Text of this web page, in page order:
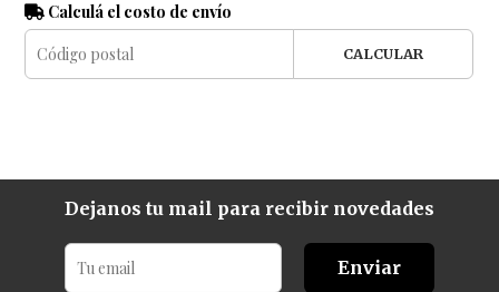
Calculá el costo de envío
CALCULAR
Dejanos tu mail para recibir novedades
Enviar